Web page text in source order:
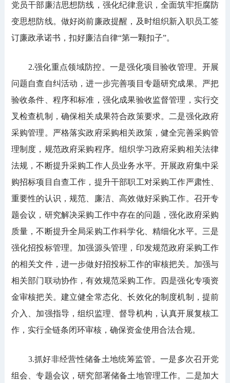
党员干部廉洁思想防线，强化纪律意识，全面筑牢拒腐防
变思想防线。做好岗前廉政提醒，及时组织新入职员工签
订廉政承诺书，扣好廉洁自律“第一颗扣子”。
2.强化重点领域防控。一是强化项目验收管理。开展
问题自查自纠活动，进一步完善项目专题研究成果。严把
验收条件、程序和标准，强化成果验收监督管理，实行交
叉检查机制，确保相关成果符合政策要求。二是强化政府
采购管理。严格落实政府采购相关政策，健全完善采购管
理制度，规范政府采购程序。组织学习政府采购相关法律
法规，不断提升采购工作人员业务水平。开展政府集中采
购招标项目自查工作，提升干部职工对采购工作严肃性、
重要性的认识，规范、廉洁、高效做好采购工作。召开专
题会议，研究解决采购工作中存在的问题，强化政府采购
质量，不断提升全局采购工作科学化、精细化水平。三是
强化招投标管理。加强源头管理，印发规范政府采购工作
的相关文件，进一步做好招投标工作的审核把关。加强与
相关部门联动协作，有效规范采购工作。四是强化专项资
金审核把关。建立健全常态化、长效化的制度机制，提前
介入、加强指导，组织监理、督导机构，认真开展复核工
作，实行全链条闭环审核，确保资金使用合法合规。
3.抓好非经营性储备土地统筹监管。一是多次召开党
组会、专题会议，研究部署储备土地管理工作。二是加大